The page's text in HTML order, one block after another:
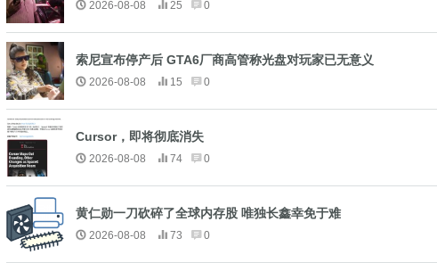
2026-08-08 25 0
索尼宣布停产后 GTA6厂商高管称光盘对玩家已无意义
2026-08-08 15 0
Cursor，即将彻底消失
2026-08-08 74 0
黄仁勋一刀砍碎了全球内存股 唯独长鑫幸免于难
2026-08-08 73 0